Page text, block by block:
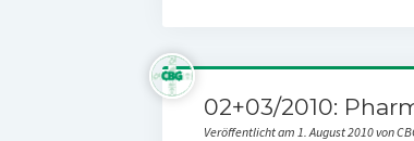
02+03/2010:
Veröffentlicht am 1. August 2010 von